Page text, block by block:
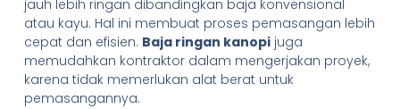
jauh lebih ringan dibandingkan baja konvensional
atau kayu. Hal ini membuat proses pemasangan lebih
cepat dan efisien. Baja ringan kanopijuga
memudahkan kontraktor dalam mengerjakan proyek,
karena tidak memerlukan alat berat untuk
pemasangannya.